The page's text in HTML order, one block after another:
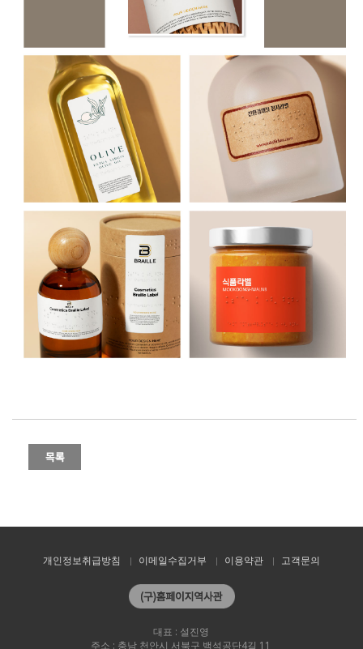
개인정보취급방침 이메일수집거부 이용약관 고객문의
대표 : 설진영
주소 : 충남 천안시 서북구 백석공단4길 11